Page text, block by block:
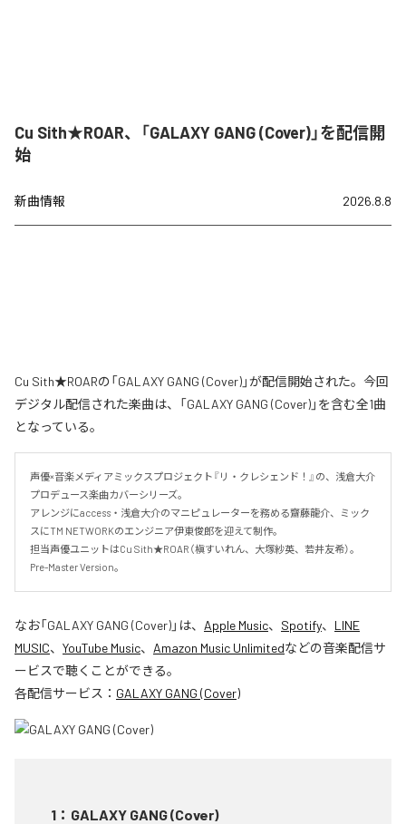
Cu Sith★ROAR、「GALAXY GANG (Cover)」を配信開
始
新曲情報 2026.8.8
Cu Sith★ROARの「GALAXY GANG (Cover)」が配信開始された。今回
デジタル配信された楽曲は、「GALAXY GANG (Cover)」を含む全1曲
となっている。
声優×音楽メディアミックスプロジェクト『リ・クレシェンド！』の、浅倉大介
プロデュース楽曲カバーシリーズ。
アレンジにaccess・浅倉大介のマニピュレーターを務める齋藤龍介、ミック
スにTM NETWORKのエンジニア伊東俊郎を迎えて制作。
担当声優ユニットはCu Sith★ROAR（槇すいれん、大塚紗英、若井友希）。
Pre-Master Version。
なお「GALAXY GANG (Cover)」は、 Apple Music、 Spotify、 LINE
MUSIC、 YouTube Music、 Amazon Music Unlimitedなどの音楽配信サ
ービスで聴くことができる。
各配信サービス： GALAXY GANG (Cover)
1 ： GALAXY GANG (Cover)